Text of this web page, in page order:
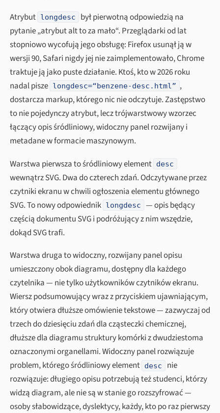
Atrybut longdesc
był pierwotną odpowiedzią na
pytanie „atrybut alt to za mało“. Przeglądarki od lat
stopniowo wycofują jego obsługę: Firefox usunął ją w
wersji 90, Safari nigdy jej nie zaimplementowało, Chrome
traktuje ją jako puste działanie. Ktoś, kto w 2026 roku
nadal pisze longdesc=“benzene-desc.html” ,
dostarcza markup, którego nic nie odczytuje. Zastępstwo
to nie pojedynczy atrybut, lecz trójwarstwowy wzorzec
łączący opis śródliniowy, widoczny panel rozwijany i
metadane w formacie maszynowym.
Warstwa pierwsza to śródliniowy element desc
wewnątrz SVG. Dwa do czterech zdań. Odczytywane przez
czytniki ekranu w chwili ogłoszenia elementu głównego
SVG. To nowy odpowiednik longdesc
— opis będący
częścią dokumentu SVG i podróżujący z nim wszędzie,
dokąd SVG trafi.
Warstwa druga to widoczny, rozwijany panel opisu
umieszczony obok diagramu, dostępny dla każdego
czytelnika — nie tylko użytkowników czytników ekranu.
Wiersz podsumowujący wraz z przyciskiem ujawniającym,
który otwiera dłuższe omówienie tekstowe — zazwyczaj od
trzech do dziesięciu zdań dla cząsteczki chemicznej,
dłuższe dla diagramu struktury komórki z dwudziestoma
oznaczonymi organellami. Widoczny panel rozwiązuje
problem, którego śródliniowy element desc
nie
rozwiązuje: długiego opisu potrzebują też studenci, którzy
widzą diagram, ale nie są w stanie go rozszyfrować —
osoby słabowidzące, dyslektycy, każdy, kto po raz pierwszy